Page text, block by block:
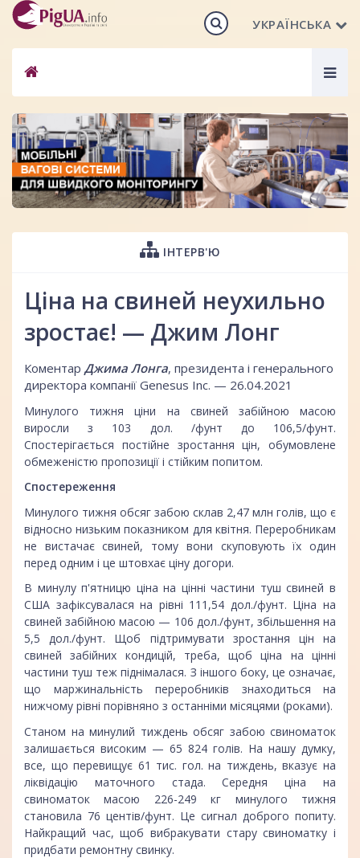
УКРАЇНСЬКА
ІНТЕРВ'Ю
Ціна на свиней неухильно
зростає! — Джим Лонг
Коментар Джима Лонга, президента і генерального
директора компанії Genesus Inc. — 26.04.2021
Минулого тижня ціни на свиней забійною масою
виросли з 103 дол. /фунт до 106,5/фунт.
Спостерігається постійне зростання цін, обумовлене
обмеженістю пропозиції і стійким попитом.
Спостереження
Минулого тижня обсяг забою склав 2,47 млн голів, що є
відносно низьким показником для квітня. Переробникам
не вистачає свиней, тому вони скуповують їх один
перед одним і це штовхає ціну догори.
В минулу п'ятницю ціна на цінні частини туш свиней в
США зафіксувалася на рівні 111,54 дол./фунт. Ціна на
свиней забійною масою — 106 дол./фунт, збільшення на
5,5 дол./фунт. Щоб підтримувати зростання цін на
свиней забійних кондицій, треба, щоб ціна на цінні
частини туш теж піднімалася. З іншого боку, це означає,
що маржинальність переробників знаходиться на
нижчому рівні порівняно з останніми місяцями (роками).
Станом на минулий тиждень обсяг забою свиноматок
залишається високим — 65 824 голів. На нашу думку,
все, що перевищує 61 тис. гол. на тиждень, вказує на
ліквідацію маточного стада. Середня ціна на
свиноматок масою 226-249 кг минулого тижня
становила 76 центів/фунт. Це сигнал доброго попиту.
Найкращий час, щоб вибракувати стару свиноматку і
придбати ремонтну свинку.